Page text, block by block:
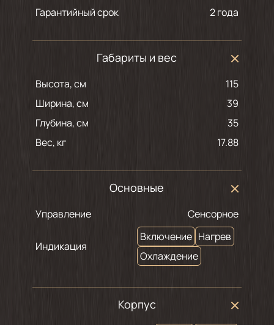
Гарантийный срок
2 года
Габариты и вес
Высота, см
115
Ширина, см
39
Глубина, см
35
Вес, кг
17.88
Основные
Управление Сенсорное
Индикация
Включение Нагрев
Охлаждение
Корпус